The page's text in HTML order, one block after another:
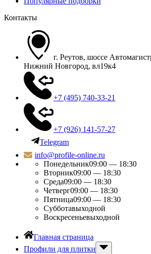
Контакты
г. Реутов, шоссе
Нижний Новгород, вл19к4
+7 (495) 740-33-21
+7 (926) 141-57-27
Telegram
info@profile-online.ru
Понедельник09:00 — 18:30
Вторник09:00 — 18:30
Среда09:00 — 18:30
Четверг09:00 — 18:30
Пятница09:00 — 18:30
Субботавыходной
Воскресеньевыходной
Главная страница
Профили для плитки